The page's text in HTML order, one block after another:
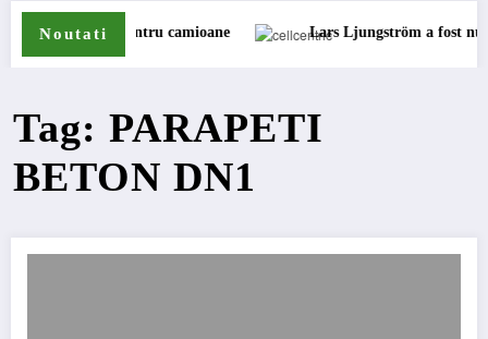
Noutati
anvelope pentru camioane Lars Ljungström a fost numit
Tag: PARAPETI
BETON DN1